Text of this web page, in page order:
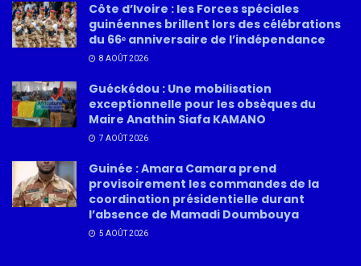
Côte d’Ivoire : les Forces spéciales
guinéennes brillent lors des célébrations
du 66ᵉ anniversaire de l’indépendance
8 AOÛT 2026
Guéckédou : Une mobilisation
exceptionnelle pour les obsèques du
Maire Anathin Siafa KAMANO
7 AOÛT 2026
Guinée : Amara Camara prend
provisoirement les commandes de la
coordination présidentielle durant
l’absence de Mamadi Doumbouya
5 AOÛT 2026